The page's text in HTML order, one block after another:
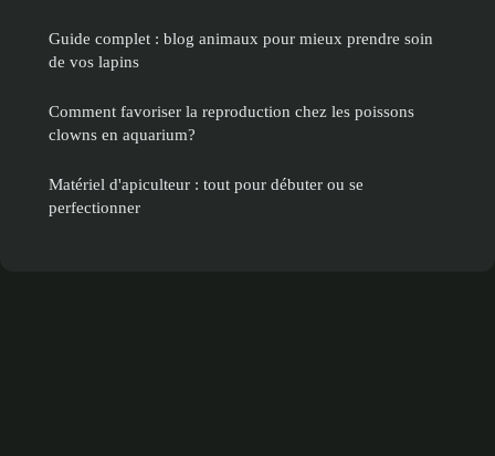
Guide complet : blog animaux pour mieux prendre soin
de vos lapins
Comment favoriser la reproduction chez les poissons
clowns en aquarium?
Matériel d'apiculteur : tout pour débuter ou se
perfectionner